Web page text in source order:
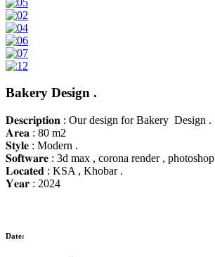
Bakery Design .
𝐃𝐞𝐬𝐜𝐫𝐢𝐩𝐭𝐢𝐨𝐧 : Our design for Bakery Design .
𝐀𝐫𝐞𝐚 : 80 m2
𝐒𝐭𝐲𝐥𝐞 : Modern .
𝐒𝐨𝐟𝐭𝐰𝐚𝐫𝐞 : 3d max , corona render , photoshop
𝐋𝐨𝐜𝐚𝐭𝐞𝐝 : KSA , Khobar .
𝐘𝐞𝐚𝐫 : 2024
Date: